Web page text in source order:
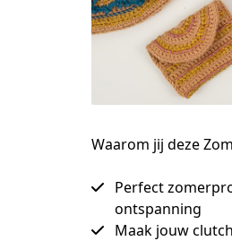
Waarom jij deze
Perfect
ontspanning
Maak jouw